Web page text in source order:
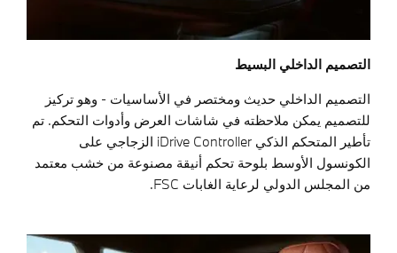
التصميم الداخلي البسيط
التصميم الداخلي حديث ومختصر في الأساسيات - وهو تركيز
للتصميم يمكن ملاحظته في شاشات العرض وأدوات التحكم. تم
تأطير المتحكم الذكي iDrive Controller الزجاجي على
الكونسول الأوسط بلوحة تحكم أنيقة مصنوعة من خشب معتمد
من المجلس الدولي لرعاية الغابات FSC.